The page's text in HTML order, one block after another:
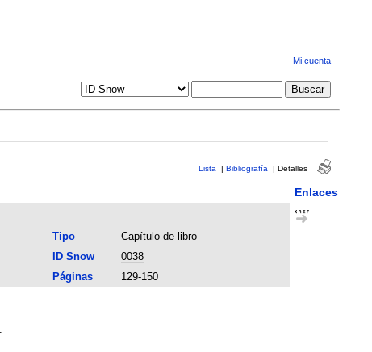
Mi cuenta
Lista | Bibliografía | Detalles
Enlaces
Tipo
Capítulo de libro
ID Snow
0038
Páginas
129-150